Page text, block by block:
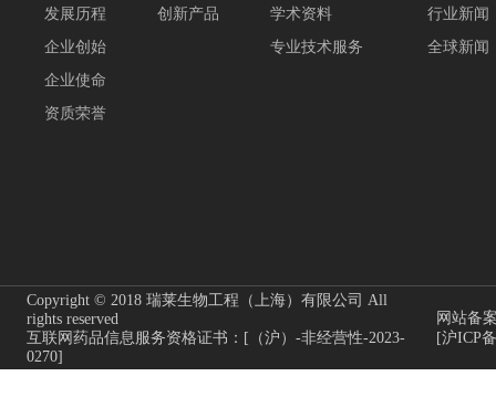
发展历程
企业创始
企业使命
资质荣誉
创新产品
学术资料
专业技术服务
行业新闻
全球新闻
Copyright © 2018 瑞莱生物工程（上海）有限公司 All
rights reserved
互联网药品信息服务资格证书：[（沪）-非经营性-2023-
0270]
网站备
[沪ICP